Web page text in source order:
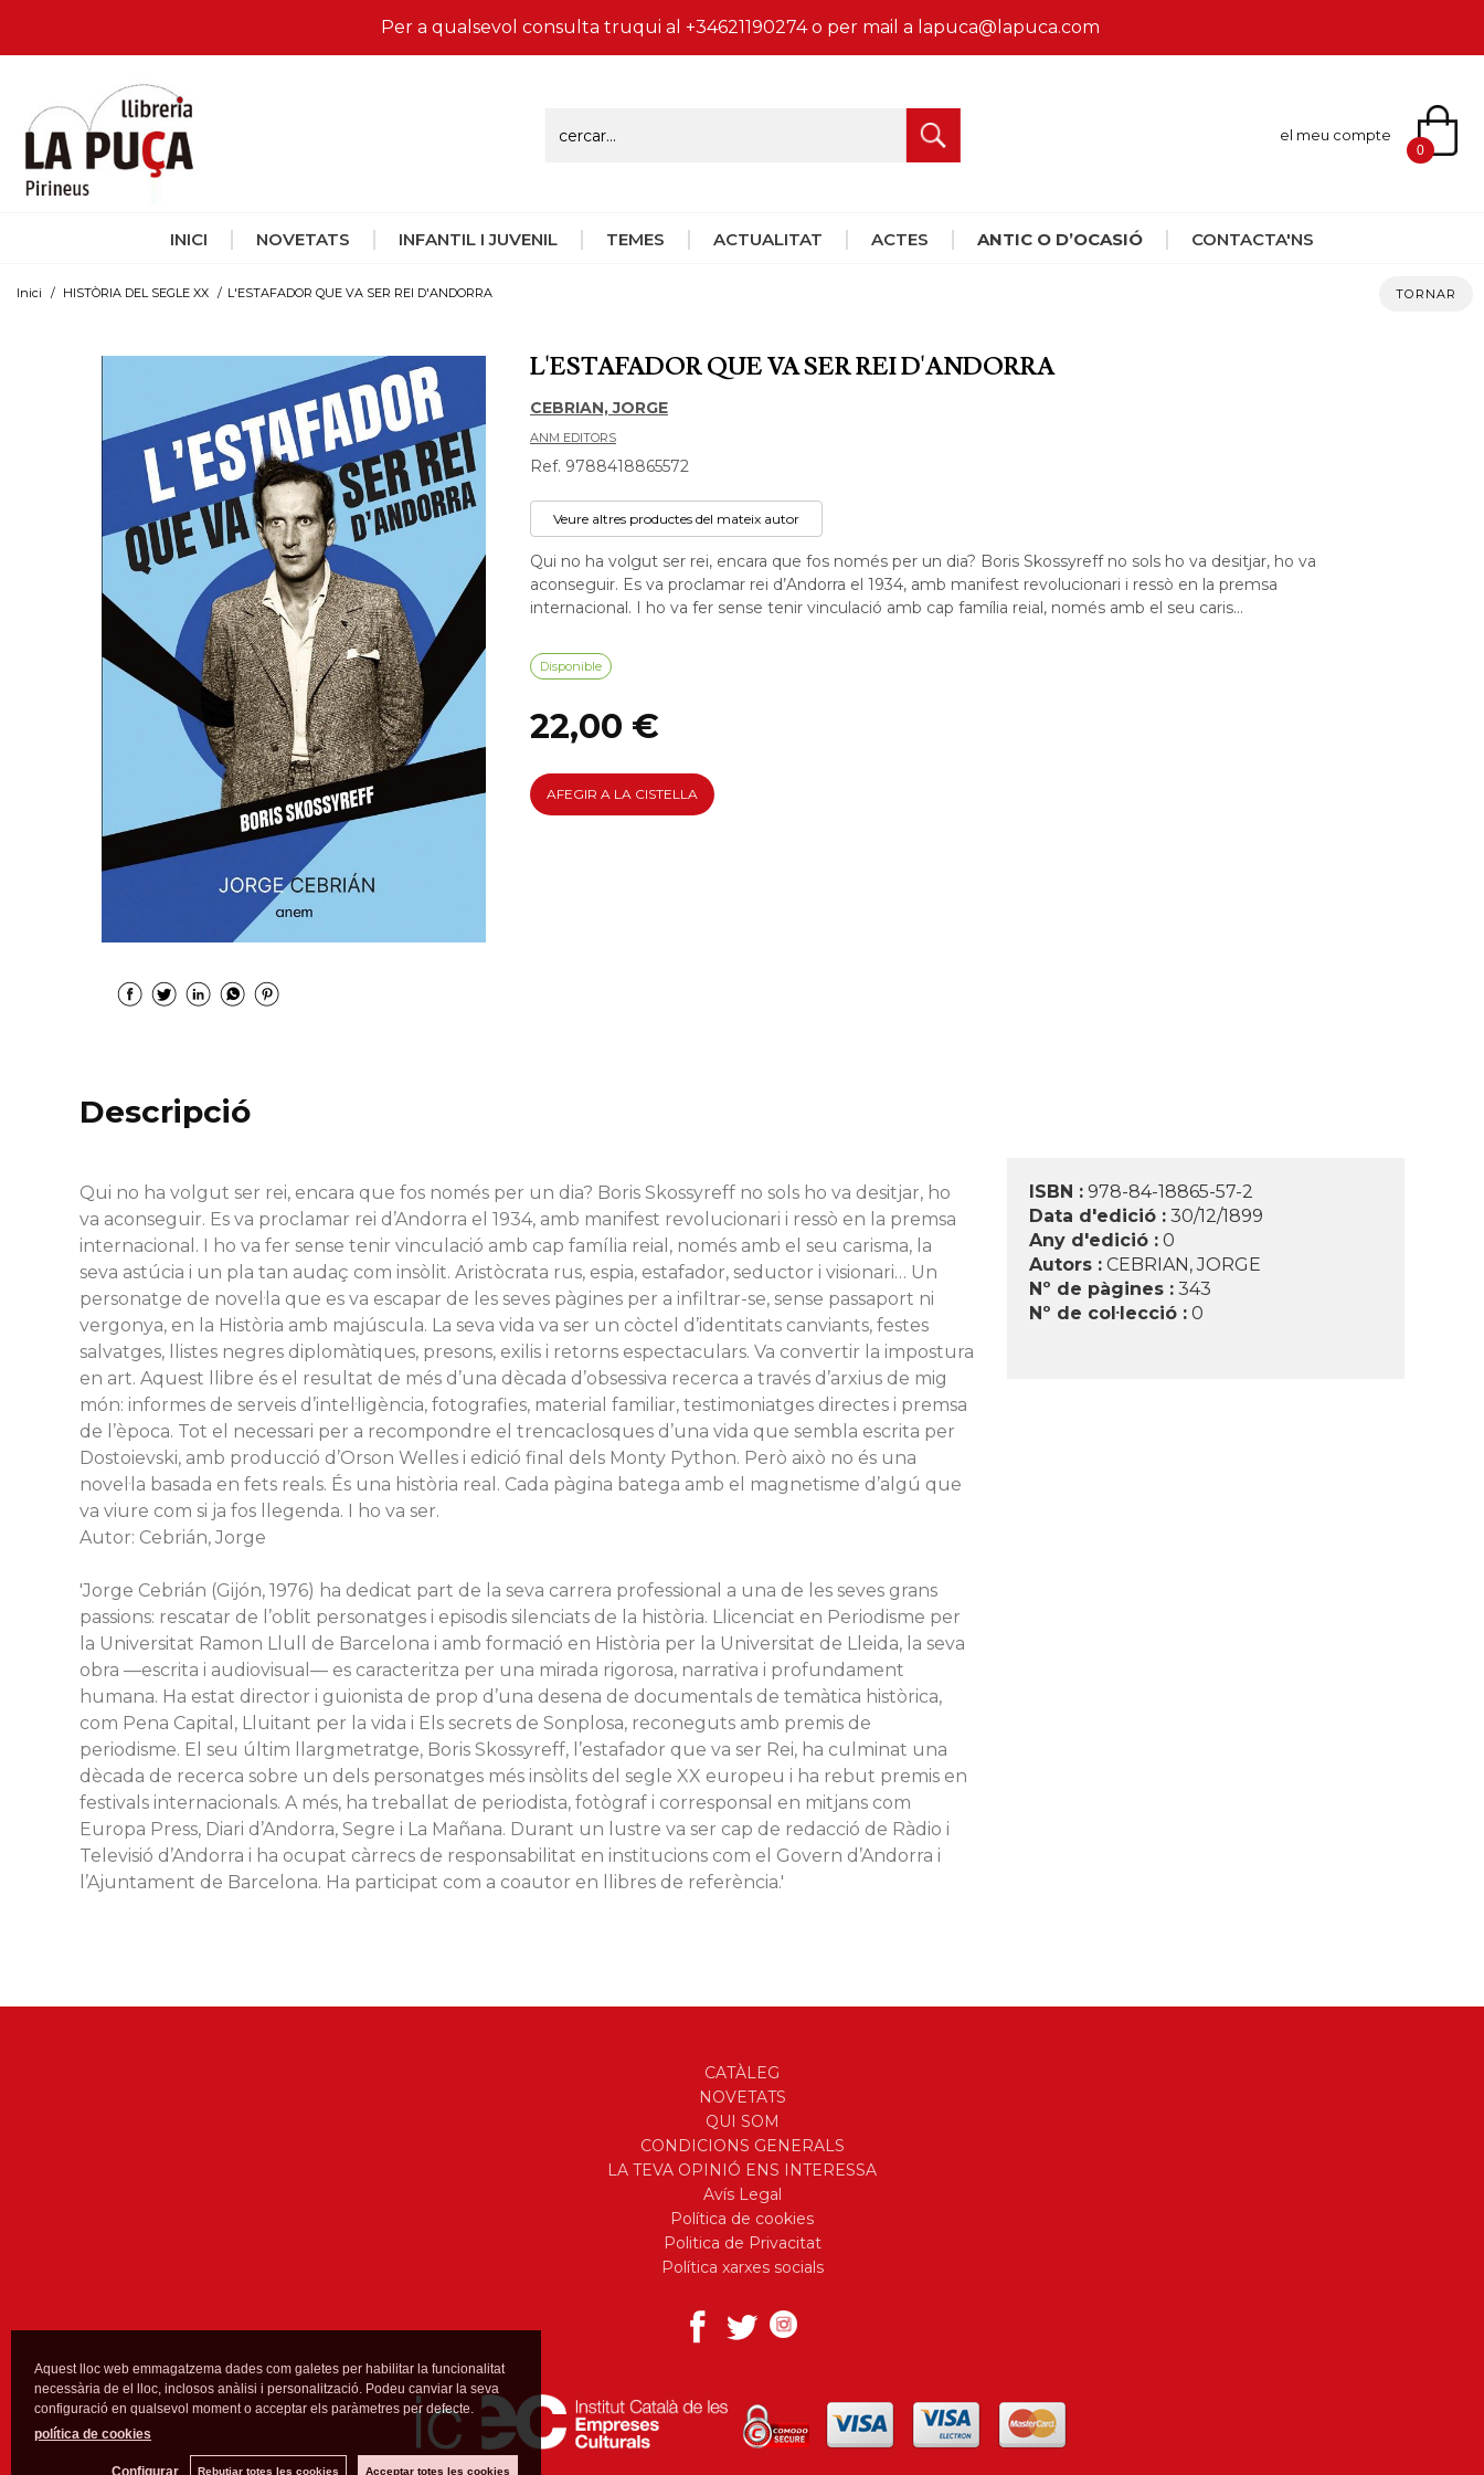
Per a qualsevol consulta truqui al +34621190274 o per mail a lapuca@lapuca.com
el meu compte
0
INICI NOVETATS INFANTIL I JUVENIL TEMES ACTUALITAT ACTES ANTIC O D’OCASIÓ CONTACTA'NS
Inici / HISTÒRIA DEL SEGLE XX / L'ESTAFADOR QUE VA SER REI D'ANDORRA TORNAR
L'ESTAFADOR QUE VA SER REI D'ANDORRA
CEBRIAN, JORGE
ANM EDITORS
Ref. 9788418865572
Veure altres productes del mateix autor
Qui no ha volgut ser rei, encara que fos només per un dia? Boris Skossyreff no sols ho va desitjar, ho va
aconseguir. Es va proclamar rei d’Andorra el 1934, amb manifest revolucionari i ressò en la premsa
internacional. I ho va fer sense tenir vinculació amb cap família reial, només amb el seu caris...
Disponible
22,00 €
AFEGIR A LA CISTELLA
Descripció
ISBN : 978-84-18865-57-2
Data d'edició : 30/12/1899
Any d'edició : 0
Autors : CEBRIAN, JORGE
Nº de pàgines : 343
Nº de col·lecció : 0
Qui no ha volgut ser rei, encara que fos només per un dia? Boris Skossyreff no sols ho va desitjar, ho
va aconseguir. Es va proclamar rei d’Andorra el 1934, amb manifest revolucionari i ressò en la premsa
internacional. I ho va fer sense tenir vinculació amb cap família reial, només amb el seu carisma, la
seva astúcia i un pla tan audaç com insòlit. Aristòcrata rus, espia, estafador, seductor i visionari… Un
personatge de novel·la que es va escapar de les seves pàgines per a infiltrar-se, sense passaport ni
vergonya, en la Història amb majúscula. La seva vida va ser un còctel d’identitats canviants, festes
salvatges, llistes negres diplomàtiques, presons, exilis i retorns espectaculars. Va convertir la impostura
en art. Aquest llibre és el resultat de més d’una dècada d’obsessiva recerca a través d’arxius de mig
món: informes de serveis d’intel·ligència, fotografies, material familiar, testimoniatges directes i premsa
de l’època. Tot el necessari per a recompondre el trencaclosques d’una vida que sembla escrita per
Dostoievski, amb producció d’Orson Welles i edició final dels Monty Python. Però això no és una
novel·la basada en fets reals. És una història real. Cada pàgina batega amb el magnetisme d’algú que
va viure com si ja fos llegenda. I ho va ser.
Autor: Cebrián, Jorge
'Jorge Cebrián (Gijón, 1976) ha dedicat part de la seva carrera professional a una de les seves grans
passions: rescatar de l’oblit personatges i episodis silenciats de la història. Llicenciat en Periodisme per
la Universitat Ramon Llull de Barcelona i amb formació en Història per la Universitat de Lleida, la seva
obra —escrita i audiovisual— es caracteritza per una mirada rigorosa, narrativa i profundament
humana. Ha estat director i guionista de prop d’una desena de documentals de temàtica històrica,
com Pena Capital, Lluitant per la vida i Els secrets de Sonplosa, reconeguts amb premis de
periodisme. El seu últim llargmetratge, Boris Skossyreff, l’estafador que va ser Rei, ha culminat una
dècada de recerca sobre un dels personatges més insòlits del segle XX europeu i ha rebut premis en
festivals internacionals. A més, ha treballat de periodista, fotògraf i corresponsal en mitjans com
Europa Press, Diari d’Andorra, Segre i La Mañana. Durant un lustre va ser cap de redacció de Ràdio i
Televisió d’Andorra i ha ocupat càrrecs de responsabilitat en institucions com el Govern d’Andorra i
l’Ajuntament de Barcelona. Ha participat com a coautor en llibres de referència.'
CATÀLEG
NOVETATS
QUI SOM
CONDICIONS GENERALS
LA TEVA OPINIÓ ENS INTERESSA
Avís Legal
Política de cookies
Politica de Privacitat
Política xarxes socials
Aquest lloc web emmagatzema dades com galetes per habilitar la funcionalitat
necessària de el lloc, inclosos anàlisi i personalització. Podeu canviar la seva
configuració en qualsevol moment o acceptar els paràmetres per defecte.
política de cookies
Configurar Rebutjar totes les cookies Acceptar totes les cookies